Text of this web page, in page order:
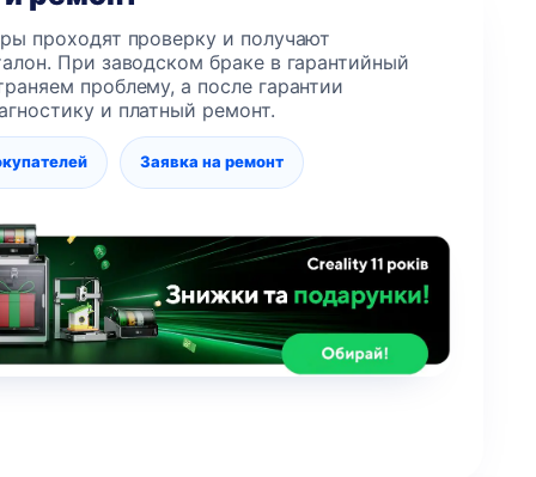
проходят проверку и получают
При заводском браке в гарантийный
проблему, а после гарантии
и платный ремонт.
Заявка на ремонт